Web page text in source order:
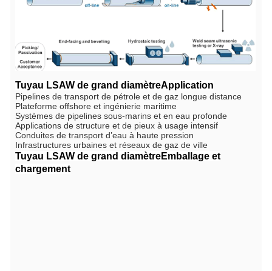
Tuyau LSAW de grand diamètreApplication
Pipelines de transport de pétrole et de gaz longue distance
Plateforme offshore et ingénierie maritime
Systèmes de pipelines sous-marins et en eau profonde
Applications de structure et de pieux à usage intensif
Conduites de transport d’eau à haute pression
Infrastructures urbaines et réseaux de gaz de ville
Tuyau LSAW de grand diamètreEmballage et
chargement